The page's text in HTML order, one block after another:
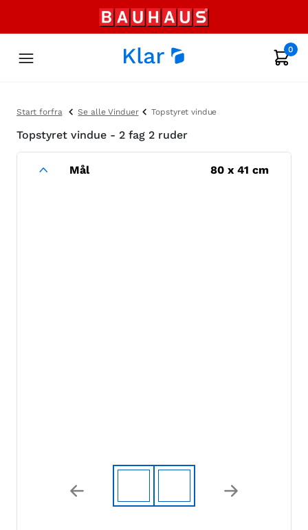
0
Start forfra Se alle Vinduer Topstyret vindue
Topstyret vindue - 2 fag 2 ruder
Mål 80 x 41 cm
Previous Next